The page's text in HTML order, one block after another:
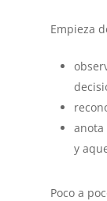
Empieza
anota
y
Poco a